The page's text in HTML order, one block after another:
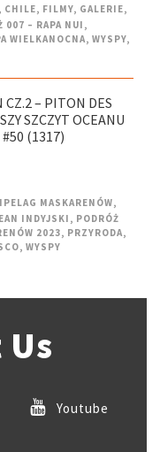
, CHILE, FILMY, GALERIE,
007 – RAPA NUI ,
WIELKANOCNA, WYSPY,
– PITON DES
SZCZYT OCEANU
#50 (1317)
MASKARENÓW,
INDYJSKI , PODRÓŻ
2023, PRZYRODA,
, WYSPY
Youtube